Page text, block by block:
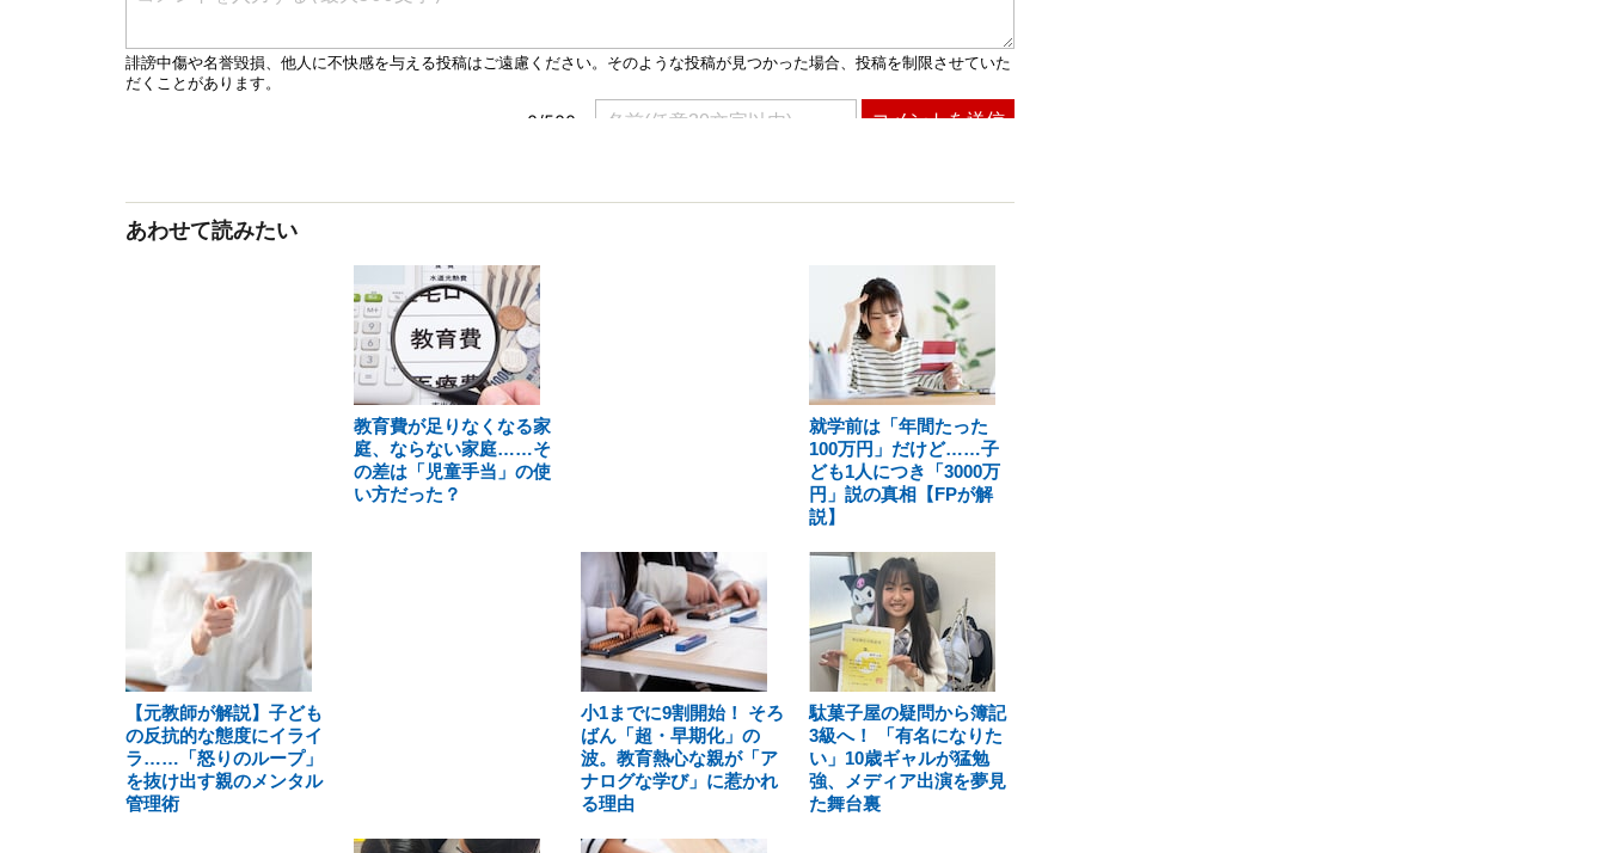
あわせて読みたい
教育費が足りなくなる家
庭、ならない家庭……そ
の差は「児童手当」の使
い方だった？
就学前は「年間たった
100万円」だけど……子
ども1人につき「3000万
円」説の真相【FPが解
説】
【元教師が解説】子ども
の反抗的な態度にイライ
ラ……「怒りのループ」
を抜け出す親のメンタル
管理術
小1までに9割開始！ そろ
ばん「超・早期化」の
波。教育熱心な親が「ア
ナログな学び」に惹かれ
る理由
駄菓子屋の疑問から簿記
3級へ！ 「有名になりた
い」10歳ギャルが猛勉
強、メディア出演を夢見
た舞台裏